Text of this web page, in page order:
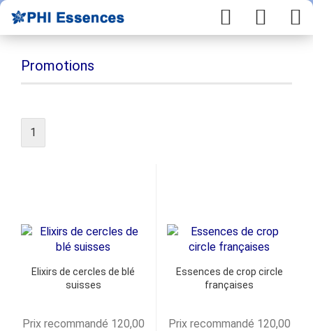
Promotions
1
Elixirs de cercles de blé
suisses
Prix recommandé 120,00
Essences de crop circle
françaises
Prix recommandé 120,00